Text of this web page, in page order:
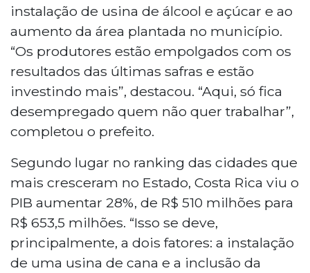
instalação de usina de álcool e açúcar e ao
aumento da área plantada no município.
“Os produtores estão empolgados com os
resultados das últimas safras e estão
investindo mais”, destacou. “Aqui, só fica
desempregado quem não quer trabalhar”,
completou o prefeito.
Segundo lugar no ranking das cidades que
mais cresceram no Estado, Costa Rica viu o
PIB aumentar 28%, de R$ 510 milhões para
R$ 653,5 milhões. “Isso se deve,
principalmente, a dois fatores: a instalação
de uma usina de cana e a inclusão da